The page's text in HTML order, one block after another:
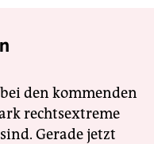
den kommenden
rechtsextreme
Gerade jetzt